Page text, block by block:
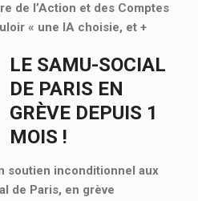
de l’Action et des Comptes
« une IA choisie, et +
LE SAMU-SOCIAL
DE PARIS EN
GRÈVE DEPUIS 1
MOIS !
soutien inconditionnel aux
de Paris, en grève